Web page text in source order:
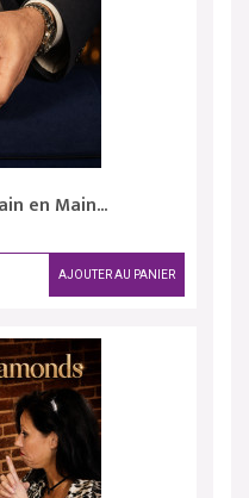
en Main...
AJOUTER AU PANIER